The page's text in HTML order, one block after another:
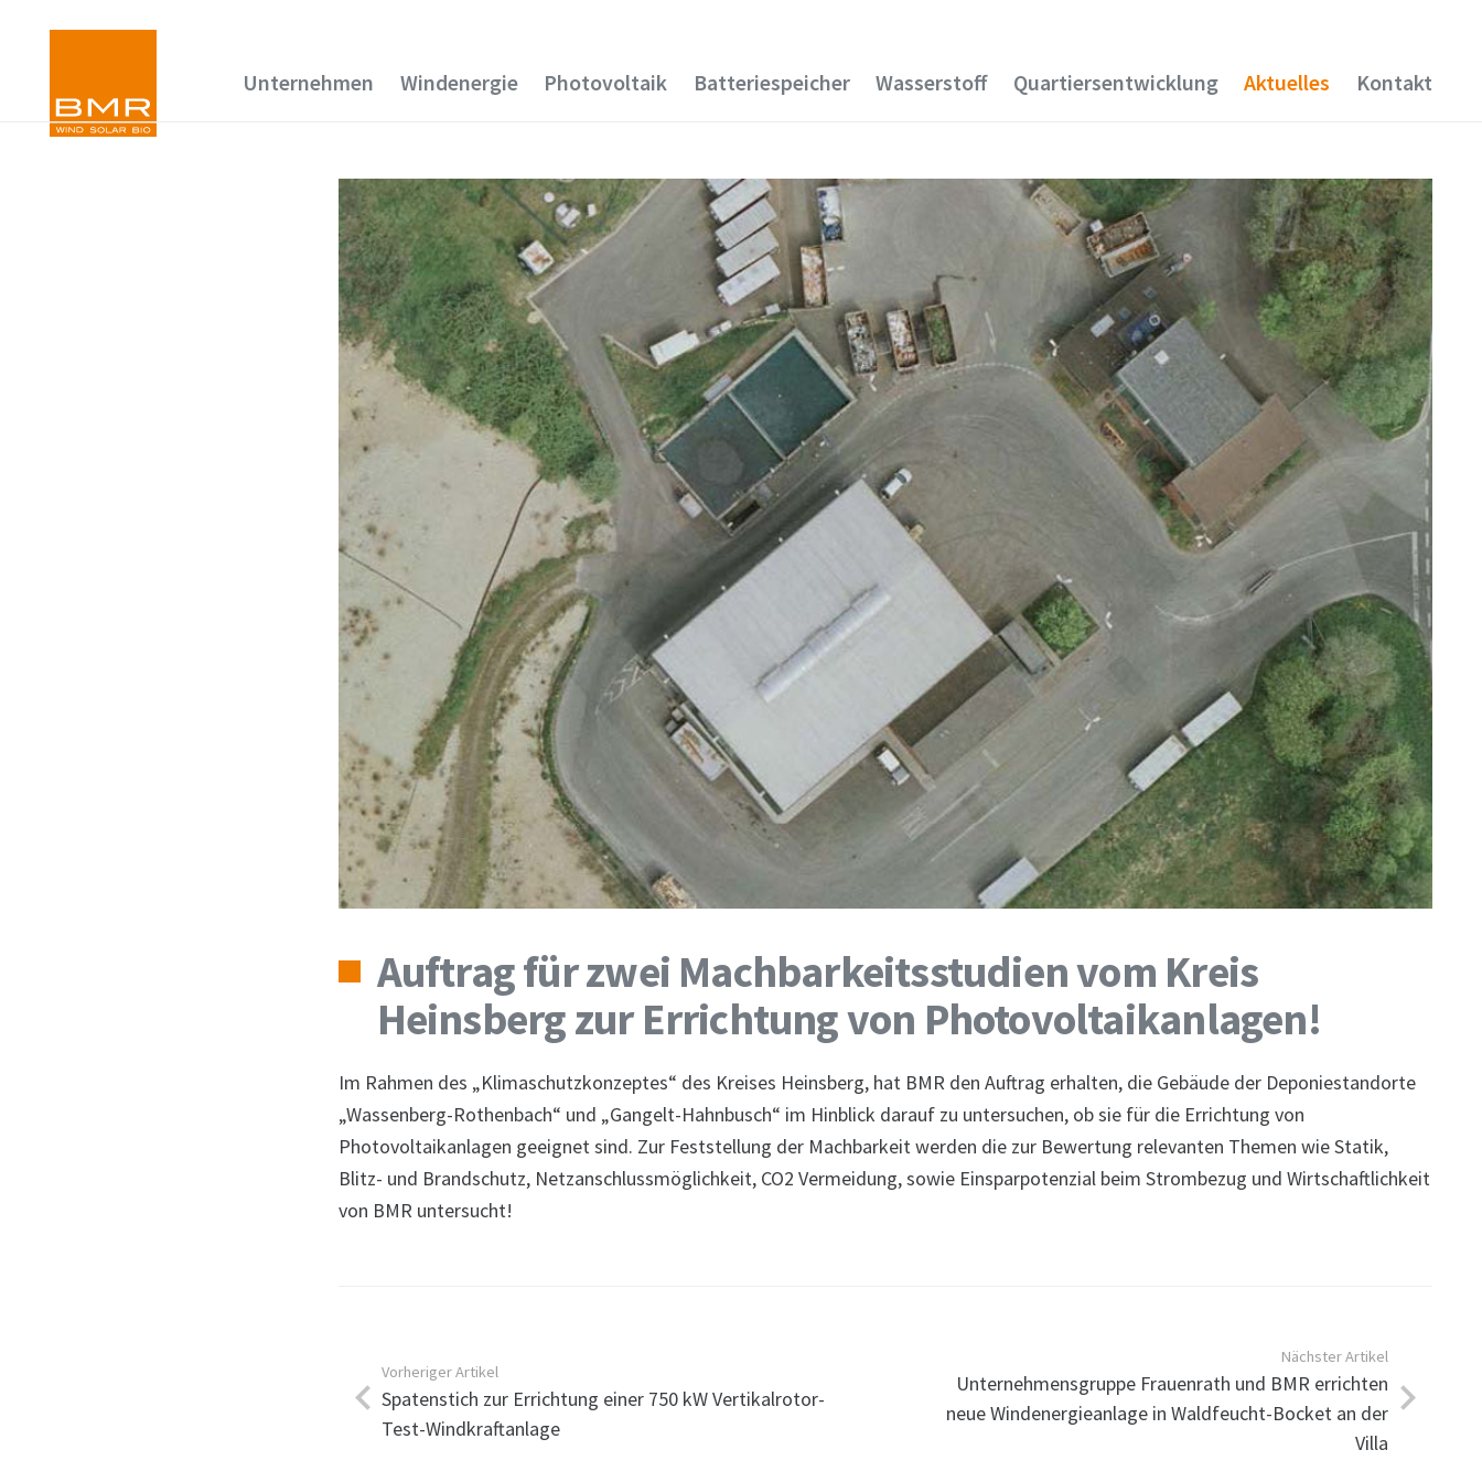
Unternehmen Windenergie Photovoltaik Batteriespeicher Wasserstoff Quartiersentwicklung Aktuelles Kontakt
Auftrag für zwei Machbarkeitsstudien vom Kreis
Heinsberg zur Errichtung von Photovoltaikanlagen!
Im Rahmen des „Klimaschutzkonzeptes“ des Kreises Heinsberg, hat BMR den Auftrag erhalten, die Gebäude der Deponiestandorte
„Wassenberg-Rothenbach“ und „Gangelt-Hahnbusch“ im Hinblick darauf zu untersuchen, ob sie für die Errichtung von
Photovoltaikanlagen geeignet sind. Zur Feststellung der Machbarkeit werden die zur Bewertung relevanten Themen wie Statik,
Blitz- und Brandschutz, Netzanschlussmöglichkeit, CO2 Vermeidung, sowie Einsparpotenzial beim Strombezug und Wirtschaftlichkeit
von BMR untersucht!
Vorheriger Artikel
Spatenstich zur Errichtung einer 750 kW Vertikalrotor-
Test-Windkraftanlage
Nächster Artikel
Unternehmensgruppe Frauenrath und BMR errichten
neue Windenergieanlage in Waldfeucht-Bocket an der
Villa